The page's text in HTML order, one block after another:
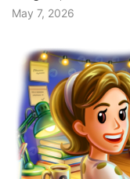
May 7, 2026